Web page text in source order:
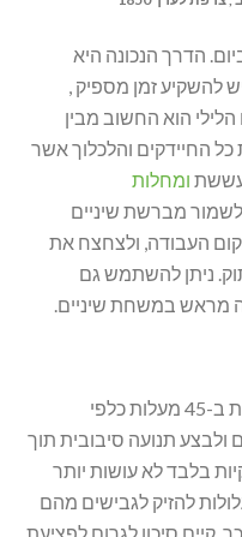
הדרך הנכונה היא
יש להשקיע זמן מספיק ,
הלילי הוא החשוב מבין
החיידקים והלכלוך אשר
ומחלות
לשמור מברשת שיניים
העבודה, ולצחצח את
ניתן להשתמש גם
מראש במשחת שיניים.
צריך לכוון את מברשת השיניים בזווית ב-45 מעלות כלפי
להצמיד אותה ל 2-3 שיניים ולבצע תנועה סיבובית תוך
בלבד לא עושות יותר
להזיק לגבישים מהם